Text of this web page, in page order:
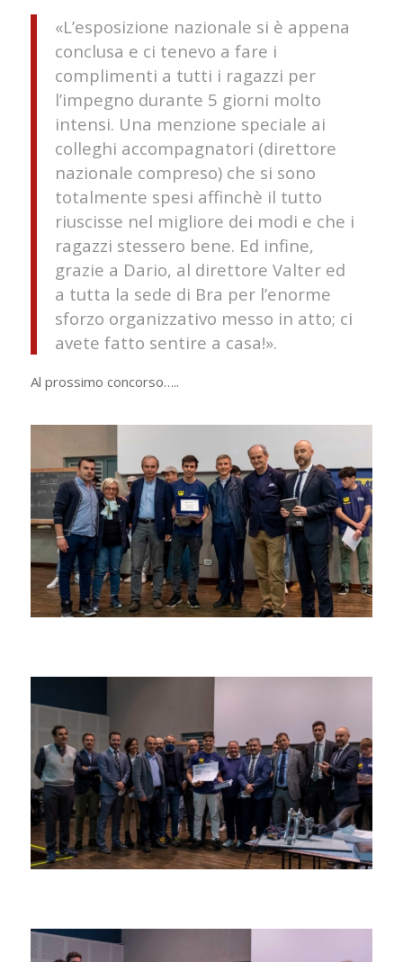
«L’esposizione nazionale si è appena
conclusa e ci tenevo a fare i
complimenti a tutti i ragazzi per
l’impegno durante 5 giorni molto
intensi. Una menzione speciale ai
colleghi accompagnatori (direttore
nazionale compreso) che si sono
totalmente spesi affinchè il tutto
riuscisse nel migliore dei modi e che i
ragazzi stessero bene. Ed infine,
grazie a Dario, al direttore Valter ed
a tutta la sede di Bra per l’enorme
sforzo organizzativo messo in atto; ci
avete fatto sentire a casa!».
Al prossimo concorso…..